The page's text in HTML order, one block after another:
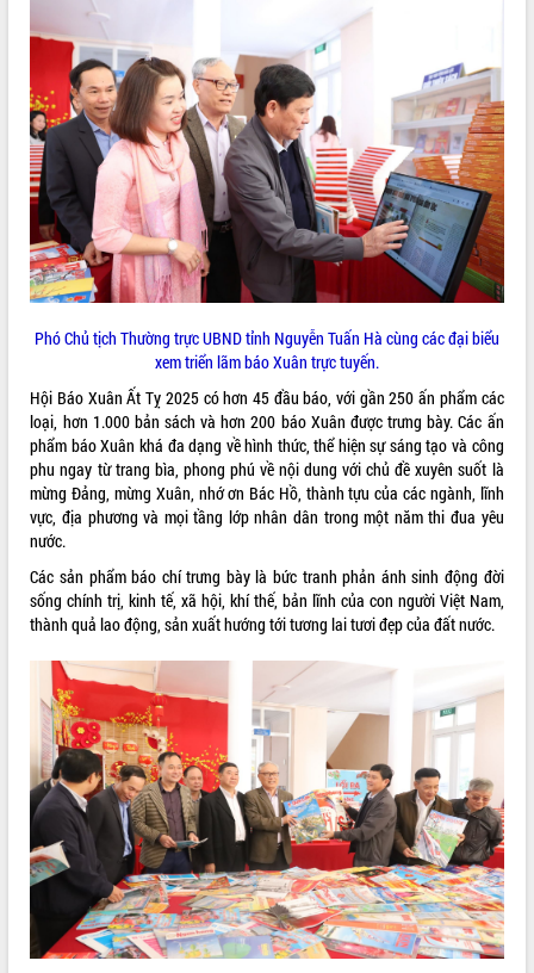
Lễ truy tặng danh hiệu “Bà Mẹ Việt
Nam Anh hùng” và trao Huân chương
Lao động
UBND tỉnh Đắk Lắk triển khai nhiệm
vụ 6 tháng cuối năm 2026
Kỳ họp thứ Hai, Hội đồng nhân dân
tỉnh khóa XI quyết nghị nhiều nội dung
Bí thư Tỉnh ủy Lương Nguyễn Minh
Triết thăm, tặng quà người có công với
cách mạng
Rà soát, hoàn thiện hệ thống thiết chế
văn hóa, thể thao đáp ứng yêu cầu
phát triển mới
Thường trực HĐND tỉnh Đắk Lắk gặp
mặt Đoàn chuyên gia y tế TP. Hồ Chí
Minh
tại Nghĩa trang Liệt sĩ xã Sơn Hòa
Bàn giải pháp tháo gỡ khó khăn trong
xuất khẩu sầu riêng và triển khai quy
định EUDR
Thứ trưởng Bộ Nông nghiệp và Môi
trường Nguyễn Hoàng Hiệp khảo sát
vùng trồng và doanh nghiệp đóng gói
sầu riêng tại Đắk Lắk
Trình diễn nghệ thuật chế biến các
món ăn từ sầu riêng
Đắk Lắk công bố Quy hoạch và xúc
tiến đầu tư tỉnh
ALBUM ẢNH
LIÊN KẾT WEB
THỐNG KÊ TRUY CẬP
Hôm nay: 32548
Tất cả: 66008690
Phó Chủ tịch Thường trực UBND tỉnh Nguyễn Tuấn Hà cùng các đại biểu
xem triển lãm báo Xuân trực tuyến.
Hội Báo Xuân Ất Tỵ 2025 có hơn 45 đầu báo, với gần 250 ấn phẩm các
loại, hơn 1.000 bản sách và hơn 200 báo Xuân được trưng bày. Các ấn
phẩm báo Xuân khá đa dạng về hình thức, thể hiện sự sáng tạo và công
phu ngay từ trang bìa, phong phú về nội dung với chủ đề xuyên suốt là
mừng Đảng, mừng Xuân, nhớ ơn Bác Hồ, thành tựu của các ngành, lĩnh
vực, địa phương và mọi tầng lớp nhân dân trong một năm thi đua yêu
nước.
Các sản phẩm báo chí trưng bày là bức tranh phản ánh sinh động đời
sống chính trị, kinh tế, xã hội, khí thế, bản lĩnh của con người Việt Nam,
thành quả lao động, sản xuất hướng tới tương lai tươi đẹp của đất nước.